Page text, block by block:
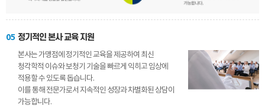
05 정기적인 본사 교육 지원
본사는 가맹점에 정기적인 교육을 제공하여 최신
청각학적 이슈와 보청기 기술을 빠르게 익히고 임상에
적용할 수 있도록 돕습니다.
이를 통해 전문가로서 지속적인 성장과 차별화된 상담이
가능합니다.